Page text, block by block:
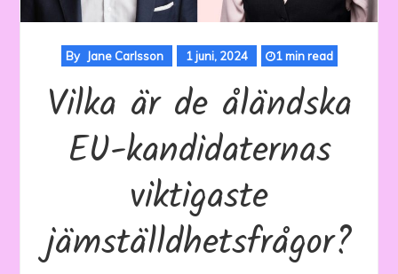
By Jane Carlsson 1 juni, 2024 1 min read
Vilka är de åländska
EU-kandidaternas
viktigaste
jämställdhetsfrågor?